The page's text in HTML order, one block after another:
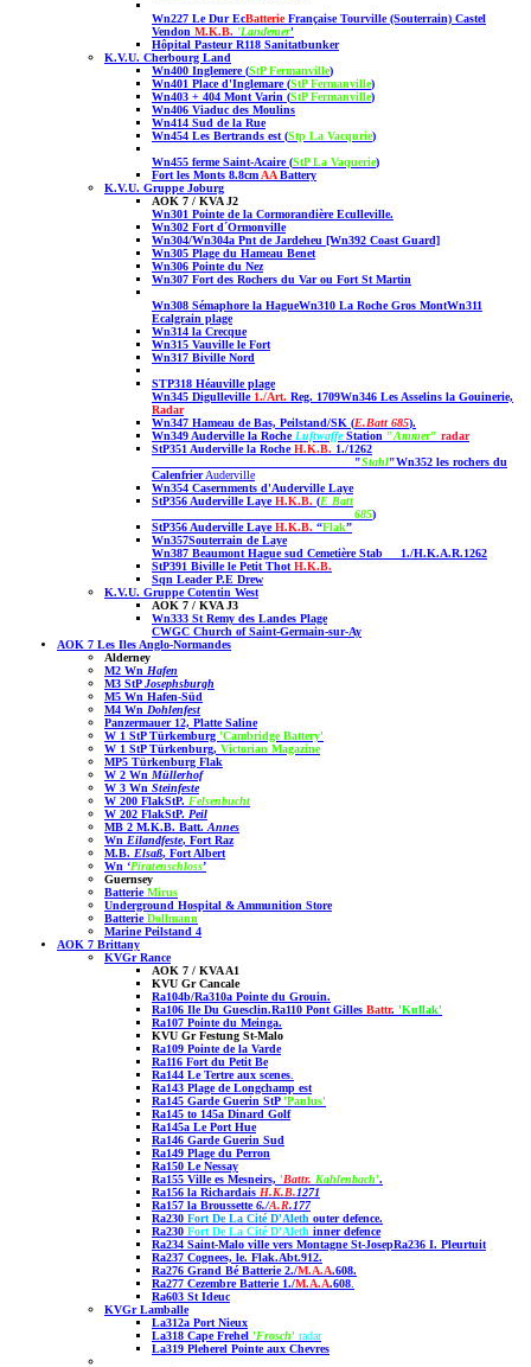
Wn227 Le Dur EcBatterieFrançaiseTourville(Souterrain) Castel
Vendon M.K.B. 'Landemer'
Hôpital Pasteur R118 Sanitatbunker
K.V.U. Cherbourg Land
Wn400 Inglemere (StP Fermanville)
Wn401 Place d'Inglemare (StP Fermanville)
Wn403 + 404 Mont Varin (StP Fermanville)
Wn406 Viaduc des Moulins
Wn414 Sud de la Rue
Wn454 Les Bertrands est (Stp La Vacqurie)
Wn455 ferme Saint-Acaire (StP La Vaquerie)
Fort les Monts 8.8cm AABattery
K.V.U. Gruppe Joburg
AOK 7 / KVA J2
Wn301 Pointe de la Cormorandière Eculleville.
Wn302 Fort d´Ormonville
Wn304/Wn304a Pnt de Jardeheu [Wn392 Coast Guard]
Wn305 Plage du Hameau Benet
Wn306 Pointe du Nez
Wn307 Fort des Rochers du Var ou Fort St Martin
Wn308 Sémaphore la HagueWn310 La Roche Gros MontWn311
Ecalgrain plage
Wn314 la Crecque
Wn315 Vauville le Fort
Wn317 Biville Nord
STP318 Héauville plage
Wn345 Digulleville 1./Art. Reg. 1709Wn346 Les Asselins la Gouinerie,
Radar
Wn347 Hameau de Bas, Peilstand/SK (E.Batt 685).
Wn349 Auderville la Roche LuftwaffeStation "Ammer" radar
StP351 Auderville la RocheH.K.B. 1./1262
"Stahl"Wn352 les rochers du
CalenfrierAuderville
Wn354 Casernments d'Auderville Laye
StP356 Auderville LayeH.K.B. (E Batt
685)
StP356 Auderville LayeH.K.B. “Flak”
Wn357Souterrain de Laye
Wn387 Beaumont Hague sud CemetièreStab 1./H.K.A.R.1262
StP391 Biville le Petit Thot H.K.B.
Sqn Leader P.E Drew
K.V.U. Gruppe Cotentin West
AOK 7 / KVA J3
Wn333 St Remy des Landes Plage
CWGC Church of Saint-Germain-sur-Ay
AOK 7 Les Iles Anglo-Normandes
Alderney
M2 Wn Hafen
M3 StPJosephsburgh
M5 Wn Hafen-Süd
M4 Wn Dohlenfest
Panzermauer 12, Platte Saline
W 1 StP Türkemburg 'Cambridge Battery'
W 1 StP Türkenburg, Victorian Magazine
MP5 Türkenburg Flak
W 2 Wn Müllerhof
W 3 Wn Steinfeste
W 200 FlakStP. Felsenbucht
W 202 FlakStP. Peil
MB 2 M.K.B. Batt. Annes
Wn Eilandfeste, Fort Raz
M.B. Elsaß, Fort Albert
Wn ‘Piratenschloss’
Guernsey
BatterieMirus
Underground Hospital & Ammunition Store
BatterieDollmann
Marine Peilstand 4
AOK 7 Brittany
KVGr Rance
AOK 7 / KVA A1
KVU Gr Cancale
Ra104b/Ra310a Pointe du Grouin.
Ra106 Ile Du Guesclin.Ra110 Pont Gilles Battr. 'Kullak'
Ra107 Pointe du Meinga.
KVU Gr Festung St-Malo
Ra109 Pointe de la Varde
Ra116 Fort du Petit Be
Ra144 Le Tertre aux scenes
Ra143 Plage de Longchamp est
Ra145 Garde Guerin StP'Paulus'
Ra145 to 145a Dinard Golf
Ra145a Le Port Hue
Ra146 Garde Guerin Sud
Ra149 Plage du Perron
Ra150 Le Nessay
Ra155 Ville es Mesneirs, 'Battr. Kahlenbach'.
Ra156 la Richardais H.K.B.1271
Ra157 la Broussette6./A.R.177
Ra230 Fort De La Cité D'Aleth outer defence.
Ra230 Fort De La Cité D'Aleth innerdefence
Ra234 Saint-Malo ville vers Montagne St-JosepRa236 I. Pleurtuit
Ra237 Cognees, le. Flak.Abt.912.
Ra276 Grand Bé Batterie 2./M.A.A.608.
Ra277 CezembreBatterie 1./M.A.A.608
Ra603 St Ideuc
KVGr Lamballe
La312a Port Nieux
La318 Cape Frehel 'Frosch' radar
La319 Pleherel Pointe aux Chevres